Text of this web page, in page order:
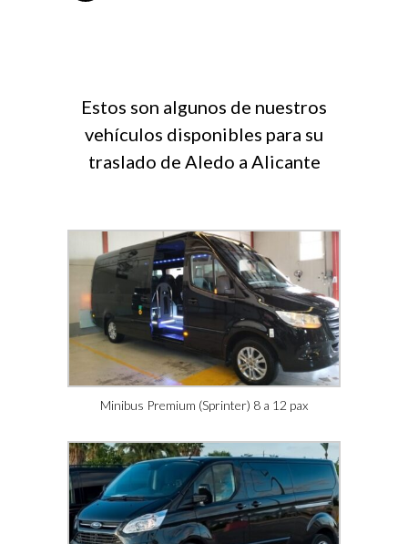
Estos son algunos de nuestros
vehículos disponibles para su
traslado de Aledo a Alicante
Minibus Premium (Sprinter) 8 a 12 pax